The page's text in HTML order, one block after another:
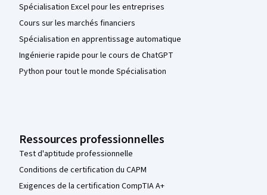
Spécialisation Excel pour les entreprises
Cours sur les marchés financiers
Spécialisation en apprentissage automatique
Ingénierie rapide pour le cours de ChatGPT
Python pour tout le monde Spécialisation
Ressources professionnelles
Test d'aptitude professionnelle
Conditions de certification du CAPM
Exigences de la certification CompTIA A+